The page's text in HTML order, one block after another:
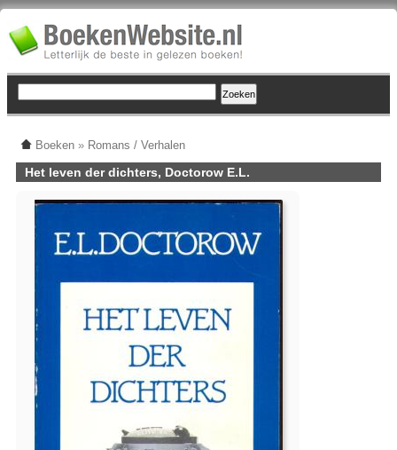
Boeken » Romans / Verhalen
Het leven der dichters, Doctorow E.L.